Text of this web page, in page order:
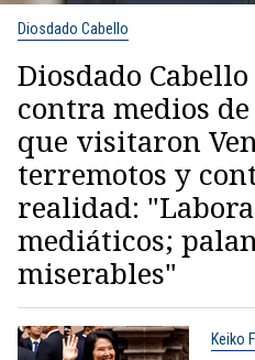
Diosdado Cabello
Diosdado
contra medios
que visitaron
terremotos y
realidad:
mediáticos;
miserables"
Keiko